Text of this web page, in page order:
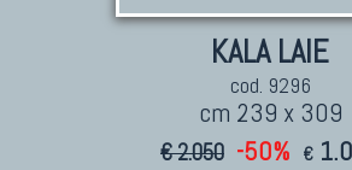
KALA LAIE
cod. 9296
cm 239 x 309
€ 2.050 -50% €